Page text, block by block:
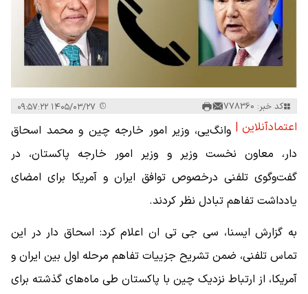
کد خبر: 778360
اعتمادآنلاین | وانگ‌یی، وزیر امور خارجه چین و محمد اسحاق
دار، معاون نخست وزیر و وزیر امور خارجه پاکستان، در
گفت‌وگوی تلفنی درخصوص توافق ایران و آمریکا برای امضای
یادداشت تفاهم تبادل نظر کردند.
به گزارش ایسنا، سی جی تی ان اعلام کرد: اسحاق دار در این
تماس تلفنی، ضمن تشریح جزییات تفاهم مرحله اول بین ایران و
آمریکا، از ارتباط نزدیک چین با پاکستان طی ماه‌های گذشته برای